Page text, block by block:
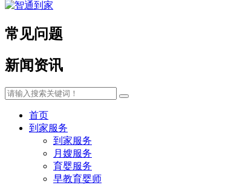
常见问题
新闻资讯
首页
到家服务
到家服务
月嫂服务
育婴服务
早教育婴师